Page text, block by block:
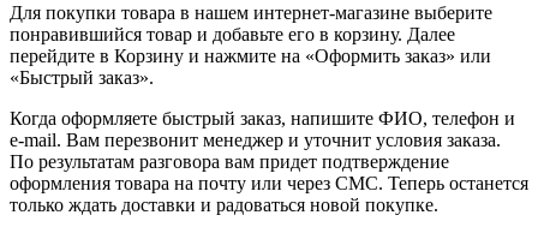
Для покупки товара в нашем интернет-магазине выберите
понравившийся товар и добавьте его в корзину. Далее
перейдите в Корзину и нажмите на «Оформить заказ» или
«Быстрый заказ».
Когда оформляете быстрый заказ, напишите ФИО, телефон и
e-mail. Вам перезвонит менеджер и уточнит условия заказа.
По результатам разговора вам придет подтверждение
оформления товара на почту или через СМС. Теперь останется
только ждать доставки и радоваться новой покупке.